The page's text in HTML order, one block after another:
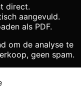
direct.
aangevuld.
als PDF.
om de analyse te
geen spam.